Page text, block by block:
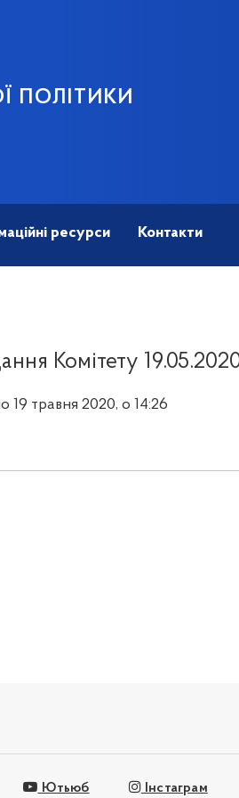
ПОЛІТИКИ
ресурси Контакти
Комітету
19 травня 2020, о 14:26
Ютьюб Інстаграм